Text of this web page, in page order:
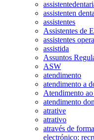
assistenten
assistentes
Assistentes de
assistentes
assistida
Assuntos
ASW
atendimento
atendimento a
Atendimento
atendimento
atrative
atrativo
através de
electrónico: